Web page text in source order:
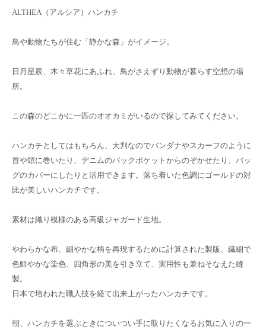
ALTHEA（アルシア）ハンカチ
鳥や動物たちが住む「静かな森」がイメージ。
日月星辰、木々草花にあふれ、鳥がさえずり動物が暮らす空想の場
所。
この森のどこかに一匹のオオカミがいるので探してみてください。
ハンカチとしてはもちろん、大判なのでバンダナやスカーフのように
首や頭に巻いたり、デニムのバックポケットからのぞかせたり、バッ
グのカバーにしたりと活用できます。落ち着いた色調にゴールドの対
比が美しいハンカチです。
素材は織り模様のある高級ジャガード生地。
やわらかな布、細やかな柄を再現するために計算された製版、繊細で
色鮮やかな染色、四角形の美を引き立て、実用性も兼ねそなえた縫
製。
日本で培われた職人技を経て出来上がったハンカチです。
朝、ハンカチを選ぶときについつい手に取りたくなるお気に入りの一